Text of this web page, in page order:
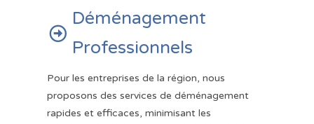

Déménagement
Professionnels
Pour les entreprises de la région, nous
proposons des services de déménagement
rapides et efficaces, minimisant les